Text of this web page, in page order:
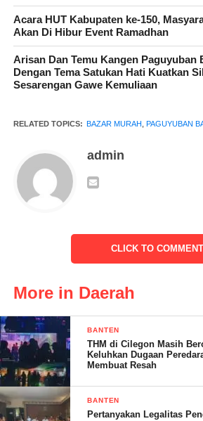
mendukung dan memeriahkan acara. Ia
sejarah singkat mengenai Paguyuban
merupakan keturunan dari Kesultanan
tidak hanya menjadi wadah bagi kami
Drs. Subagyo, M.Si, Asisten Daerah I
Wali Kota Serang H. Budi Rustandi, SE
karena mengikuti acara Retreat di
menyampaikan sambutan. Ia
bazar amal ini lebih dari sekadar ajang
“Bazar amal ini adalah bentuk kepedulian
yang membutuhkan. Kami sangat
Bani Yunus ini. Harapan kami, semoga
dan sukses serta menjadi inspirasi bagi
untuk lebih peduli kepada sesama yang
ungkapnya. Ia juga menambahkan doa
yang dilakukan diterima oleh Allah SWT
yang baik.
Acara HUT Kabupaten ke-150,
Akan Di Hibur Event Ramadhan
Arisan Dan Temu Kangen Paguyuban
Dengan Tema Satukan Hati Kuatkan
Sesarengan Gawe Kemuliaan
RELATED TOPICS: BAZAR MURAH PAGUYUBAN
admin
CLICK TO COMMENT
More in Daerah
BANTEN
THM di Cilegon Masih
Keluhkan Dugaan
Membuat Resah
BANTEN
Pertanyakan Legalitas